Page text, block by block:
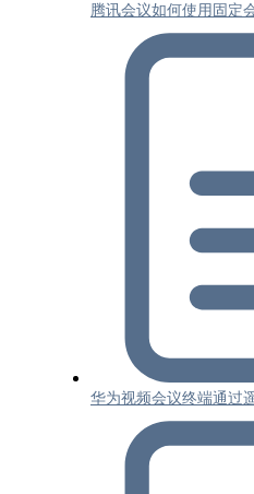
腾讯会议如何使用固定
华为视频会议终端通过